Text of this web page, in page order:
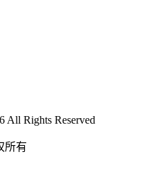
All Rights Reserved
所有